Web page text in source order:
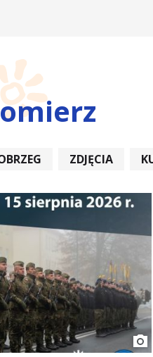
ZDJĘCIA